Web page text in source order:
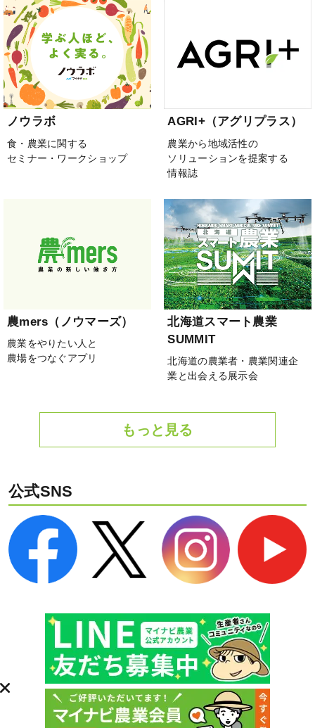
ノウラボ
食・農業に関する
セミナー・ワークショップ
AGRI+（アグリプラス）
農業から地域活性の
ソリューションを提案する
情報誌
農mers（ノウマーズ）
農業をやりたい人と
農場をつなぐアプリ
北海道スマート農業
SUMMIT
北海道の農業者・農業関連企
業と出会える展示会
もっと見る
公式SNS